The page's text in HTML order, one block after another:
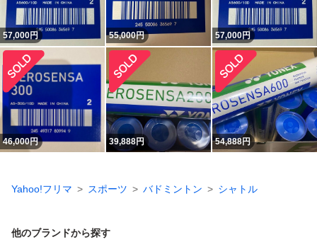
57,000円 55,000円 57,000円
46,000円 39,888円 54,888円
Yahoo!フリマ スポーツ バドミントン シャトル
他のブランドから探す